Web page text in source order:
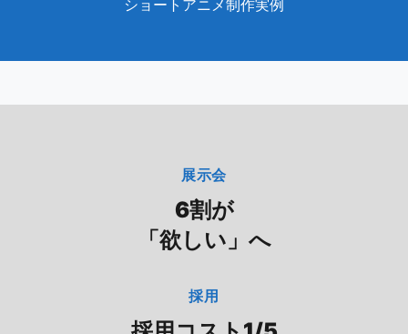
ショートアニメ制作実例
展示会
6割が
「欲しい」へ
採用